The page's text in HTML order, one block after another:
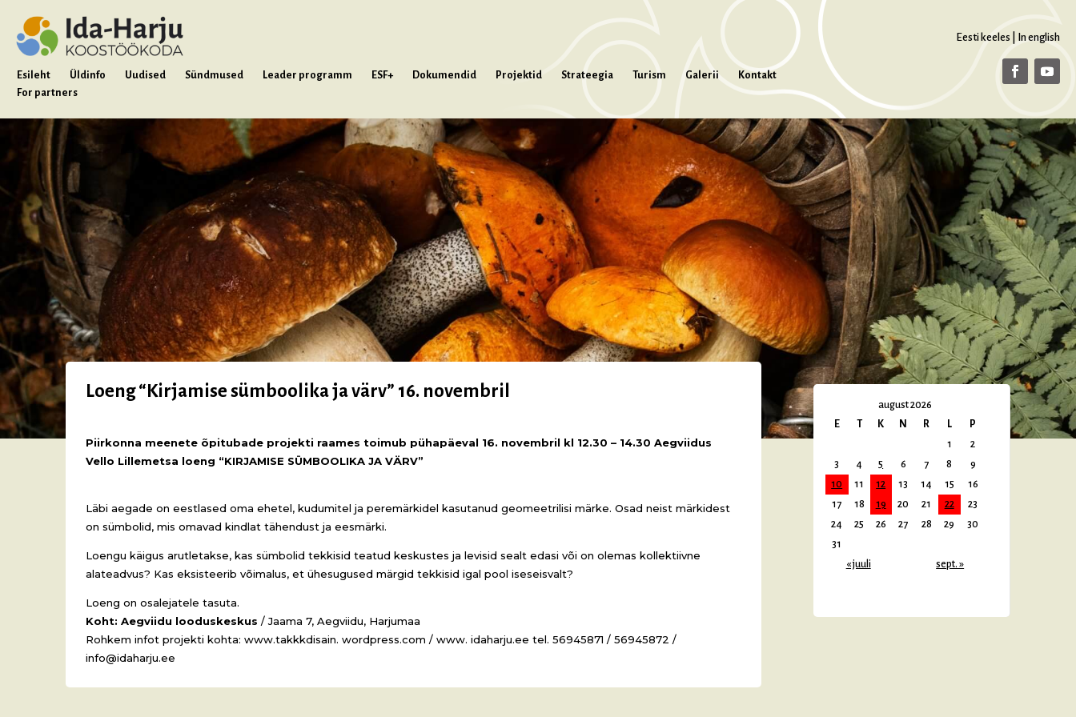
Esileht Üldinfo Uudised Sündmused Leader programm ESF+ Dokumendid Projektid Strateegia Turism Galerii
Kontakt
For partners
Eesti keeles In english
Loeng “Kirjamise sümboolika ja värv” 16. novembril
Piirkonna meenete õpitubade projekti raames toimub pühapäeval 16. novembril kl 12.30 – 14.30 Aegviidus
Vello Lillemetsa loeng “KIRJAMISE SÜMBOOLIKA JA VÄRV”
Läbi aegade on eestlased oma ehetel, kudumitel ja peremärkidel kasutanud geomeetrilisi märke. Osad neist märkidest
on sümbolid, mis omavad kindlat tähendust ja eesmärki.
Loengu käigus arutletakse, kas sümbolid tekkisid teatud keskustes ja levisid sealt edasi või on olemas kollektiivne
alateadvus? Kas eksisteerib võimalus, et ühesugused märgid tekkisid igal pool iseseisvalt?
Loeng on osalejatele tasuta.
Koht: Aegviidu looduskeskus / Jaama 7, Aegviidu, Harjumaa
Rohkem infot projekti kohta: www.takkkdisain. wordpress.com / www. idaharju.ee tel. 56945871 / 56945872 /
info@idaharju.ee
august 2026
E
T K N R L
P
1
2
3
4 5 6 7 8
9
10
11 12 13 14 15
16
17
18 19 20 21 22
23
24
25 26 27 28 29
30
31
« juuli
sept. »